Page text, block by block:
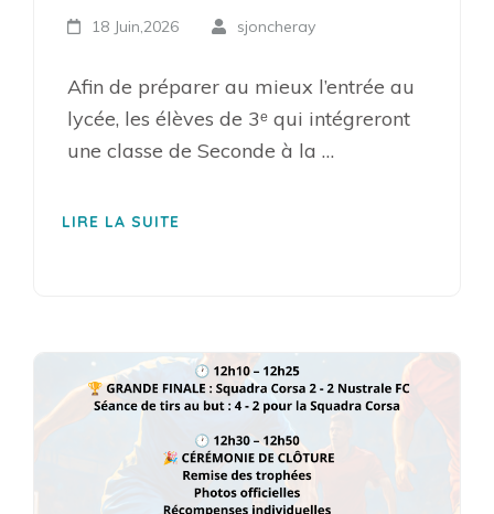
18 Juin,2026 sjoncheray
Afin de préparer au mieux l’entrée au
lycée, les élèves de 3ᵉ qui intégreront
une classe de Seconde à la …
LIRE LA SUITE